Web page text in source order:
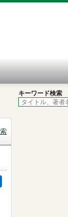
キーワード検索